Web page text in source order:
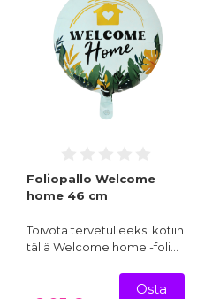
Foliopallo Welcome
home 46 cm
Toivota tervetulleeksi kotiin
tällä Welcome home -foli…
Osta